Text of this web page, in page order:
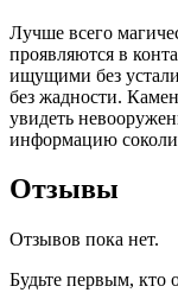
Лучше всего
проявляются в
ищущими без
без жадности.
увидеть
информацию
Отзывы
Отзывов пока нет.
Будьте первым, кто